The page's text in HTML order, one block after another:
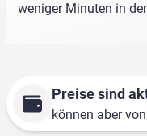
weniger Minuten in
Preise sind
können aber